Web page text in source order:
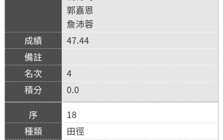
郭嘉恩
詹沛蓉
47.44
4
0.0
18
田徑